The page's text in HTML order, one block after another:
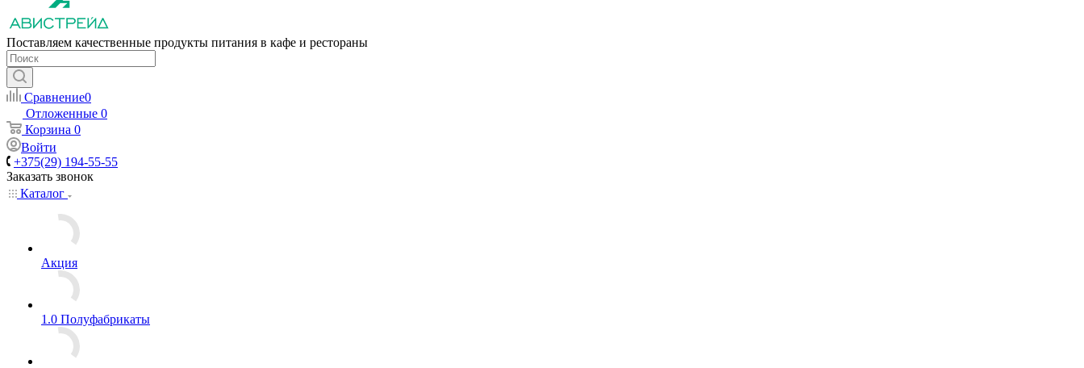
Поставляем качественные продукты питания в кафе и рестораны
Сравнение0
Отложенные 0
Корзина 0
Войти
+375(29) 194-55-55
Заказать звонок
Каталог
Акция
1.0 Полуфабрикаты